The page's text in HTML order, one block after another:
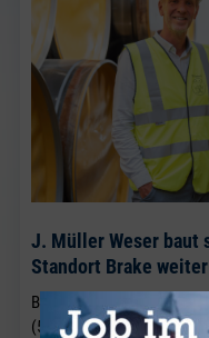
J. Müller Weser
Standort Brake
BRAKE. Neu im Team von
(51). Der gebürtige